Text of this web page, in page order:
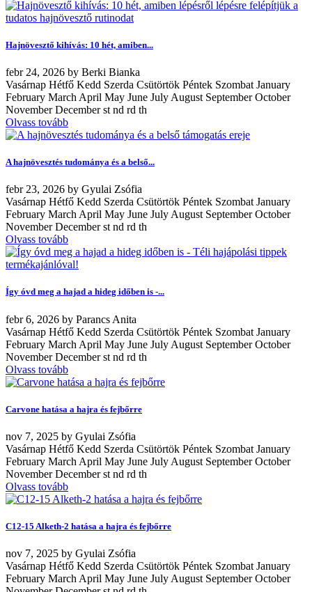
Hajnövesztő kihívás: 10 hét, amiben...
febr 24, 2026 by Berki Bianka
Vasárnap Hétfő Kedd Szerda Csütörtök Péntek Szombat January
February March April May June July August September October
November December st nd rd th
Olvass tovább
A hajnövesztés tudománya és a belső...
febr 23, 2026 by Gyulai Zsófia
Vasárnap Hétfő Kedd Szerda Csütörtök Péntek Szombat January
February March April May June July August September October
November December st nd rd th
Olvass tovább
Így óvd meg a hajad a hideg időben is -...
febr6, 2026 by Parancs Anita
Vasárnap Hétfő Kedd Szerda Csütörtök Péntek Szombat January
February March April May June July August September October
November December st nd rd th
Olvass tovább
Carvone hatása a hajra és fejbőrre
nov 7, 2025 by Gyulai Zsófia
Vasárnap Hétfő Kedd Szerda Csütörtök Péntek Szombat January
February March April May June July August September October
November December st nd rd th
Olvass tovább
C12-15 Alketh-2 hatása a hajra és fejbőrre
nov 7, 2025 by Gyulai Zsófia
Vasárnap Hétfő Kedd Szerda Csütörtök Péntek Szombat January
February March April May June July August September October